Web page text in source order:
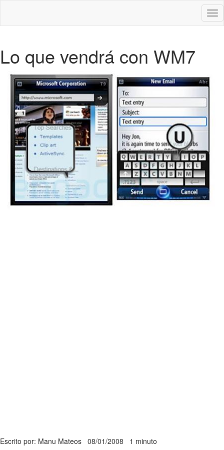
Lo que vendrá con WM7
Escrito por: Manu Mateos 08/01/2008 1 minuto